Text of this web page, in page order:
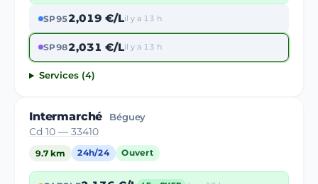
SP952,019 €/Lil y a 13 h
SP982,031 €/Lil y a 13 h
Services (4)
Intermarché Béguey
Cd 10 — 33410
9.7 km 24h/24 Ouvert